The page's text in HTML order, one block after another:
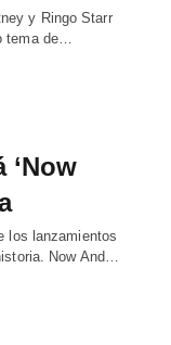
y Ringo Starr
tema de…
‘Now
los lanzamientos
Now And…